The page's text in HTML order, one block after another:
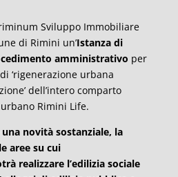
Sviluppo Immobiliare
di Rimini un’Istanza di
amministrativo per
‘rigenerazione urbana
dell’intero comparto
Rimini Life.
una novità sostanziale, la
aree su cui
realizzare l’edilizia sociale